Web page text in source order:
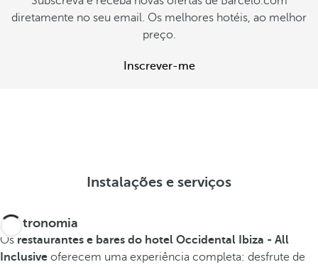
diretamente no seu email. Os melhores hotéis, ao melhor
preço.
Inscrever-me
Instalações e serviços
Gastronomia
Os restaurantes e bares do hotel Occidental Ibiza - All
Inclusive oferecem uma experiência completa: desfrute de